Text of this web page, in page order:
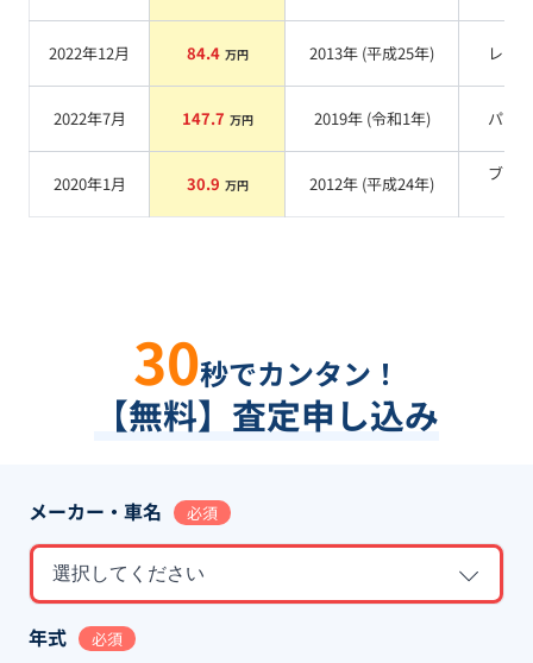
2022年12月 84.4 万円 2013年 (平成25年) レッド
2022年7月 147.7 万円 2019年 (令和1年) パール
2020年1月 30.9 万円 2012年 (平成24年)
ブラ
30秒でカンタン！
【無料】査定申し込み
メーカー・車名 必須
選択してください
年式 必須